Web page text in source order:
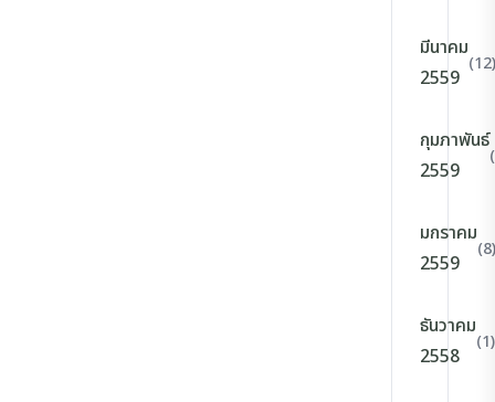
มีนาคม
2559
(12)
กุมภาพันธ์
2559
มกราคม
2559
(8)
ธันวาคม
2558
(1)